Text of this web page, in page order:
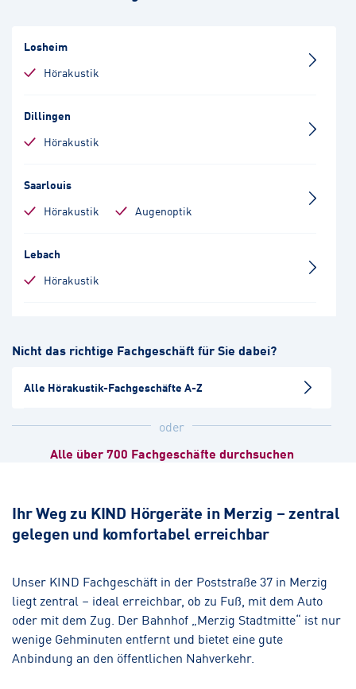
Losheim
Hörakustik
Dillingen
Hörakustik
Saarlouis
Hörakustik
Augenoptik
Lebach
Hörakustik
Hörakustik
Bous
Heusweiler
Völklingen
Illingen
Hörakustik
Nicht das richtige Fachgeschäft für Sie dabei?
Alle Hörakustik-Fachgeschäfte A-Z
oder
Alle über 700 Fachgeschäfte durchsuchen
Ihr Weg zu KIND Hörgeräte in Merzig – zentral
gelegen und komfortabel erreichbar
Unser KIND Fachgeschäft in der Poststraße 37 in Merzig
liegt zentral – ideal erreichbar, ob zu Fuß, mit dem Auto
oder mit dem Zug. Der Bahnhof „Merzig Stadtmitte“ ist nur
wenige Gehminuten entfernt und bietet eine gute
Anbindung an den öffentlichen Nahverkehr.